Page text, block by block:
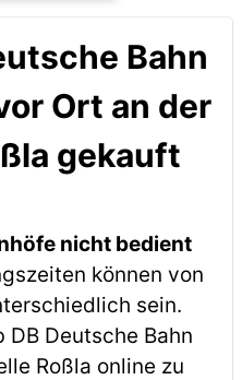
Bahn
Ort an der
gekauft
nicht bedient
können von
sein.
Deutsche Bahn
Roßla online zu